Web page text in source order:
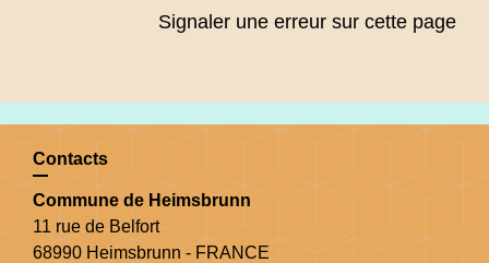
Signaler une erreur sur cette page
Contacts
Commune de Heimsbrunn
11 rue de Belfort
68990 Heimsbrunn - FRANCE